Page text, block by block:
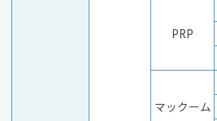
PRP
マックーム